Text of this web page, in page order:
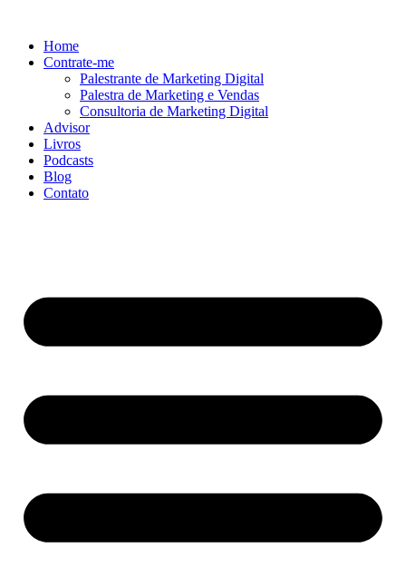
conteúdo
Home
Contrate-me
Palestrante de Marketing Digital
Palestra de Marketing e Vendas
Consultoria de Marketing Digital
Advisor
Livros
Podcasts
Blog
Contato